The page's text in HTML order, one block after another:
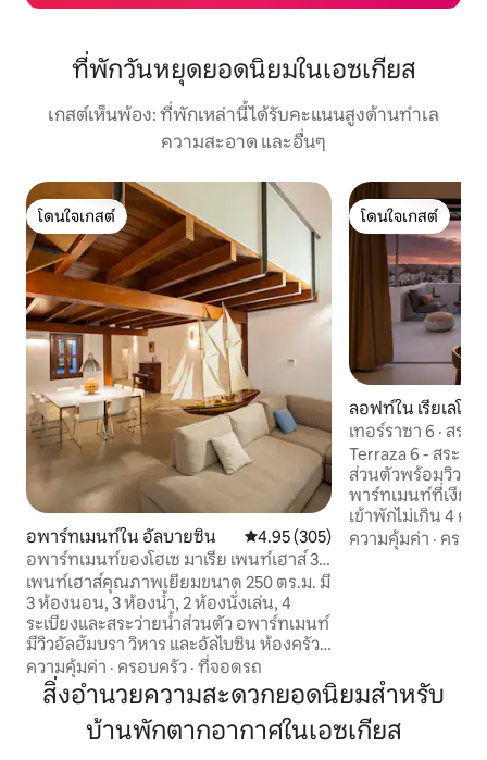
ที่พักวันหยุดยอดนิยมในเอซเกียส
เกสต์เห็นพ้อง: ที่พักเหล่านี้ได้รับคะแนนสูงด้านทำเล
ความสะอาด และอื่นๆ
โดนใจเกสต์
โดนใจเกสต์
อพาร์ทเมนท์ใน อัลบายซิน คะแนนเฉลี่ย 4.95 จาก 5, 305 รีวิว
4.95 (305)
อพาร์ทเมนท์ของโฮเซ มาเรีย เพนท์เฮาส์ 3
ห้องนอน...
เพนท์เฮาส์คุณภาพเยี่ยมขนาด 250 ตร.ม. มี
3 ห้องนอน, 3 ห้องน้ำ, 2 ห้องนั่งเล่น, 4
ระเบียงและสระว่ายน้ำส่วนตัว อพาร์ทเมนท์
มีวิวอัลฮัมบรา วิหาร และอัลไบซิน ห้องครัวที่
มีอุปกรณ์ครบครัน ห้องรับประทานอาหาร
สำหรับ 10 คน การตกแต่งภายในเป็นสไตล์
ร่วมสมัย โดยสีโทนกลางและงานศิลปะ
ต้นฉบับผสมผสานกับเอฟเฟกต์แบบชนบท
ของการตกแต่งด้วยไม้ เพดานสูงให้ความ
ความคุ้มค่า · ครอบครัว · ที่จอดรถ
โดนใจเกสต์
โดนใจเกสต์
ลอฟท์ใน เรียเลโฆ
เทอร์ราซา 6 · สร
· วิวเส้นขอบฟ้า
Terraza 6 - สระว่า
ส่วนตัวพร้อมวิวกร
พาร์ทเมนท์ที่เงียบ
เข้าพักไม่เกิน 4 ค
บราและใจกลางเ
ที่✔ จอดรถฟรีใก
สงบพร้อมวิวสกาย
ตกดิน
ความคุ้มค่า · ครอบ
สิ่งอำนวยความสะดวกยอดนิยมสำหรับ
บ้านพักตากอากาศในเอซเกียส